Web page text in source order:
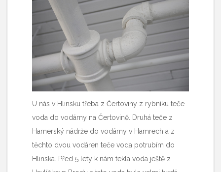
U nás v Hlinsku třeba z Čertoviny z rybníku teče
voda do vodárny na Čertovině. Druhá teče z
Hamerský nádrže do vodárny v Hamrech a z
těchto dvou vodáren teče voda potrubím do
Hlinska. Před 5 lety k nám tekla voda ještě z